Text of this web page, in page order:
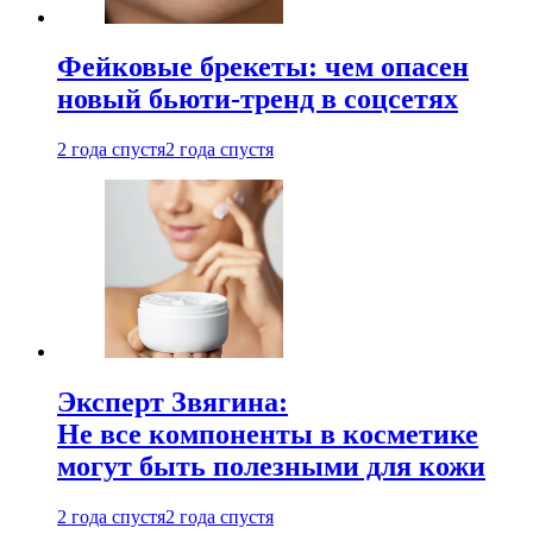
Фейковые брекеты: чем опасен
новый бьюти-тренд в соцсетях
2 года спустя2 года спустя
Эксперт Звягина:
Не все компоненты в косметике
могут быть полезными для кожи
2 года спустя2 года спустя